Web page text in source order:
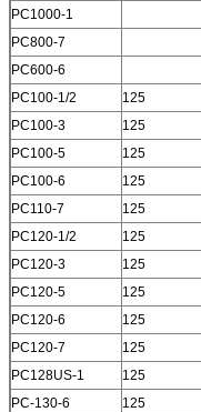
PC1000-1
PC800-7
PC600-6
PC100-1/2
125
PC100-3
125
PC100-5
125
PC100-6
125
PC110-7
125
PC120-1/2
125
PC120-3
125
PC120-5
125
PC120-6
125
PC120-7
125
PC128US-1
125
PC-130-6
125